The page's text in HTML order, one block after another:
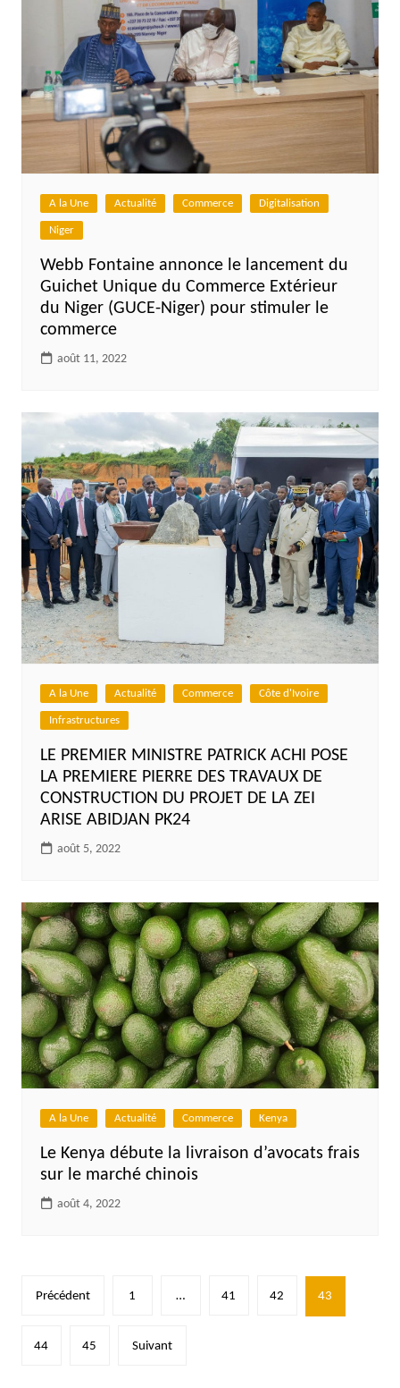
A la Une Actualité Commerce Digitalisation
Niger
Webb Fontaine annonce le lancement du
Guichet Unique du Commerce Extérieur
du Niger (GUCE-Niger) pour stimuler le
commerce
août 11, 2022
A la Une Actualité Commerce Côte d'Ivoire
Infrastructures
LE PREMIER MINISTRE PATRICK ACHI POSE
LA PREMIERE PIERRE DES TRAVAUX DE
CONSTRUCTION DU PROJET DE LA ZEI
ARISE ABIDJAN PK24
août 5, 2022
A la Une Actualité Commerce Kenya
Le Kenya débute la livraison d’avocats frais
sur le marché chinois
août 4, 2022
Pagination
publications
Précédent 1 … 41 42 43
44 45 Suivant